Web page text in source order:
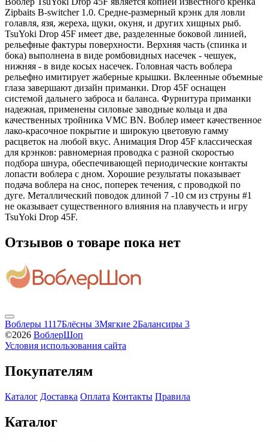
Zipbaits B-switcher 1.0. Средне-размерный крэнк для ловли
голавля, язя, жереха, щуки, окуня, и других хищных рыб.
TsuYoki Drop 45F имеет две, разделенные боковой линией,
рельефные фактуры поверхности. Верхняя часть (спинка и
бока) выполнена в виде ромбовидных насечек - чешуек,
нижняя - в виде косых насечек. Головная часть воблера
рельефно имитирует жаберные крышки. Вклеенные объемные
глаза завершают дизайн приманки. Drop 45F оснащен
системой дальнего заброса и баланса. Фурнитура приманки
надежная, применены силовые заводные кольца и два
качественных тройника VMC BN. Воблер имеет качественное
лако-красочное покрытие и широкую цветовую гамму
расцветок на любой вкус. Анимация Drop 45F классическая
для крэнков: равномерная проводка с разной скоростью
подбора шнура, обеспечивающей периодические контакты
лопасти воблера с дном. Хорошие результаты показывает
подача воблера на снос, поперек течения, с проводкой по
дуге. Металлический поводок длиной 7 -10 см из струны #1
не оказывает существенного влияния на плавучесть и игру
TsuYoki Drop 45F.
Отзывов о товаре пока нет
Воблеры 1117Блёсны 3Мягкие 2Балансиры 3
©2026 ВоблерШоп
Условия использования сайта
Покупателям
Каталог Доставка Оплата Контакты Правила
Каталог